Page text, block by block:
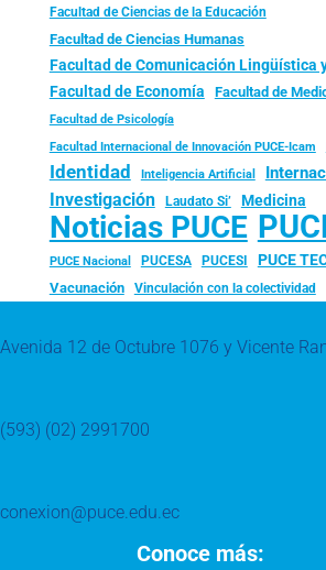
Facultad de Ciencias de la Educación
Facultad de Ciencias Humanas
Facultad de Comunicación Lingüística
Facultad de Economía Facultad de
Facultad de Psicología
Facultad Internacional de Innovación PUCE-Icam
Identidad Inteligencia Artificial
Investigación Laudato Si’ Medicina
Noticias PUCE
PUCE Nacional PUCESA PUCESI PUCE
Vacunación
Vinculación con la colectividad
Avenida 12 de Octubre 1076 y Vicente
(593) (02) 2991700
conexion@puce.edu.ec
Conoce más: